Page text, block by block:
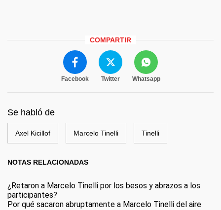
COMPARTIR
Facebook Twitter Whatsapp
Se habló de
Axel Kicillof Marcelo Tinelli Tinelli
NOTAS RELACIONADAS
¿Retaron a Marcelo Tinelli por los besos y abrazos a los
participantes?
Por qué sacaron abruptamente a Marcelo Tinelli del aire